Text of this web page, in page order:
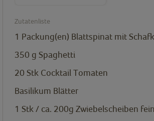
Zutatenliste
1 Packung(en) Blattspinat mit
350 g Spaghetti
20 Stk Cocktail Tomaten
Basilikum Blätter
1 Stk / ca. 200g Zwiebelscheiben fein